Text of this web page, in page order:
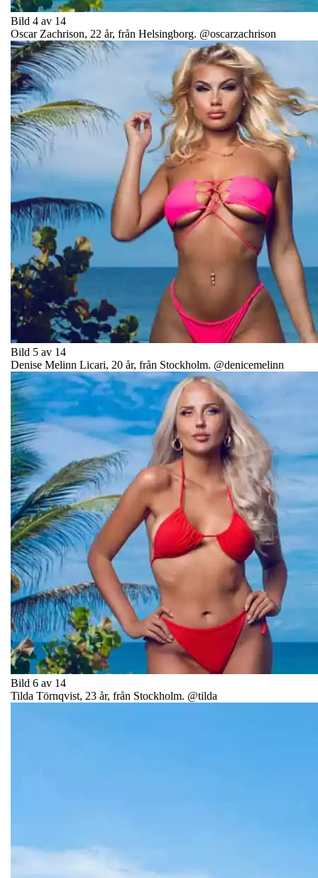
Bild 4 av 14
Oscar Zachrison, 22 år, från Helsingborg. @oscarzachrison
Bild 5 av 14
Denise Melinn Licari, 20 år, från Stockholm. @denicemelinn
Bild 6 av 14
Tilda Törnqvist, 23 år, från Stockholm. @tilda